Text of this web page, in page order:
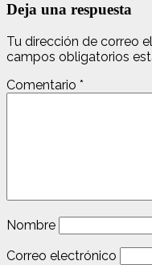
Deja una respuesta
Tu dirección de correo
campos obligatorios
Comentario *
Nombre
Correo electrónico